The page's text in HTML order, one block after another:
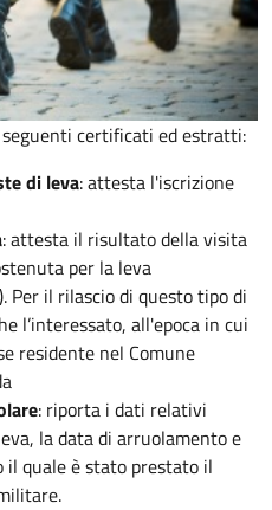
certificati ed estratti:
di leva: attesta l'iscrizione
: attesta il risultato della visita
per la leva
Per il rilascio di questo tipo di
l’interessato, all'epoca in cui
residente nel Comune
: riporta i dati relativi
la data di arruolamento e
il quale è stato prestato il